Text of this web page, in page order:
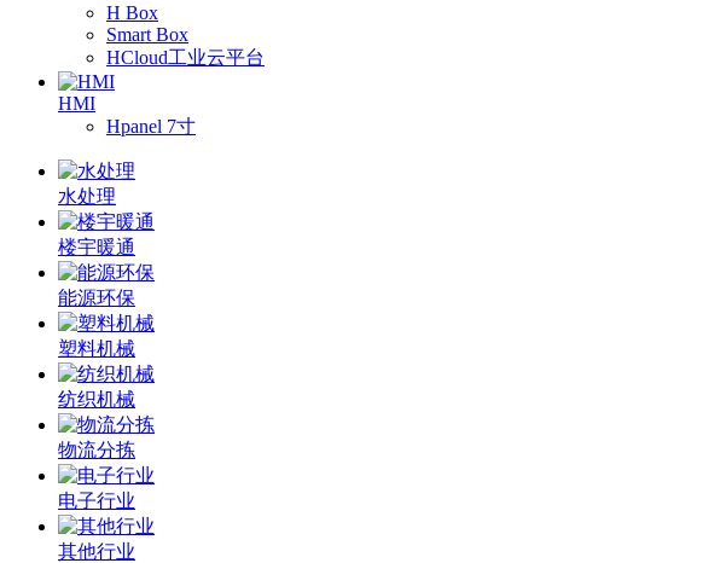
H Box
Smart Box
HCloud工业云平台
HMI
Hpanel 7寸
水处理
楼宇暖通
能源环保
塑料机械
纺织机械
物流分拣
电子行业
其他行业